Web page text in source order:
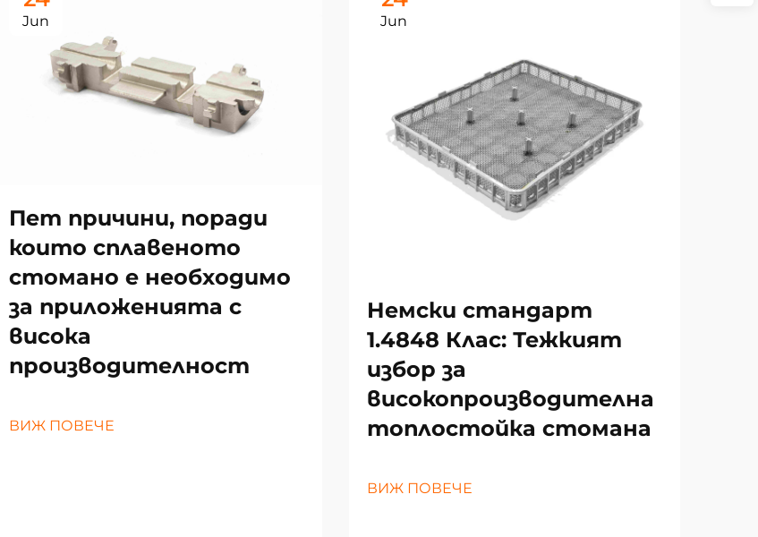
Jun
Пет причини, поради
които сплавеното
стомано е необходимо
за приложенията с
висока
производителност
ВИЖ ПОВЕЧЕ
Jun
Немски стандарт
1.4848 Клас: Тежкият
избор за
високопроизводителна
топлостойка стомана
ВИЖ ПОВЕЧЕ